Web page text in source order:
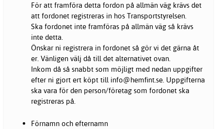
För att framföra detta fordon på allmän väg krävs det
att fordonet registreras in hos Transportstyrelsen.
Ska fordonet inte framföras på allmän väg så krävs
inte detta.
Önskar ni registrera in fordonet så gör vi det gärna åt
er. Vänligen välj då till det alternativet ovan.
Inkom då så snabbt som möjligt med nedan uppgifter
efter ni gjort ert köpt till info@hemfint.se. Uppgifterna
ska vara för den person/företag som fordonet ska
registreras på.
Förnamn och efternamn